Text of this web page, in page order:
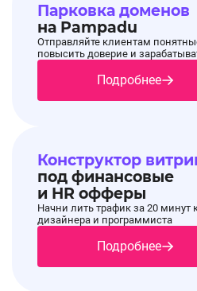
Парковка доменов
на Pampadu
Отправляйте клиентам
повысить доверие и
Подробнее
Конструктор
под финансовые
и HR офферы
Начни лить трафик за 20 минут
дизайнера и программиста
Подробнее